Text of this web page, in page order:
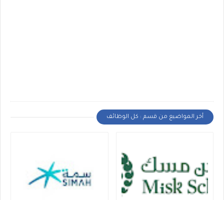
أخر المواضيع من قسم : كل الوظائف